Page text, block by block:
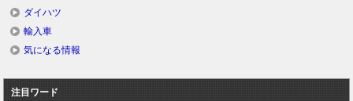
ダイハツ
輸入車
気になる情報
注目ワード